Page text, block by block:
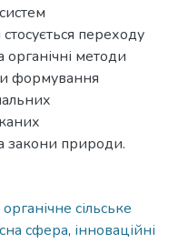
переходу
методи
формування
закони природи.
органічне сільське
сфера, інноваційні